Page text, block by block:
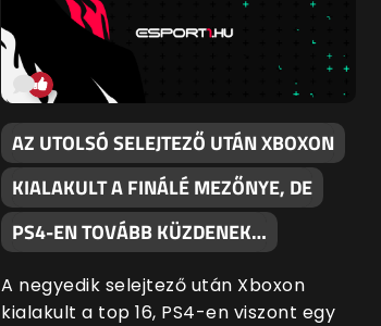
AZ UTOLSÓ SELEJTEZŐ UTÁN XBOXON
KIALAKULT A FINÁLÉ MEZŐNYE, DE
PS4-EN TOVÁBB KÜZDENEK…
A negyedik selejtező után Xboxon
kialakult a top 16, PS4-en viszont egy